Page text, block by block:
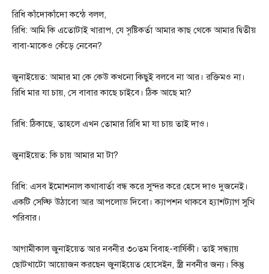
রিধি কাঁদোকাঁদো কন্ঠে বলল,
রিধি: আমি কি এতোটাই খারাপ, যে সৃষ্টিকর্তা আমার কাছ থেকে আমার দ্বিতীয়
বাবা-মাকেও কেঁড়ে নেবেন?
জুনাইয়েত: আমার মা কে কেউ কখনো কিছুই বলবে না আর। রক্তিমও না।
রিধি মার যা চায়, সে বাবার কাছে চাইবে। ঠিক আছে মা?
রিধি: ঠিকাছে, তাহলে এখন তোমার রিধি মা যা চায় তাই দাও।
জুনাইয়েত: কি চায় আমার মা টা?
রিধি: এসব ইমোশনাল কথাবার্তা বন্ধ করে সুন্দর করে হেসে দাও দুজনেই।
একটি সেল্ফি উঠাবো আর আপলোড দিবো। ক্যাপশন থাকবে হ্যাশট্যাগ সুখি
পরিবার।
আগামীকাল জুনাইয়েত আর নবনীর ৩০তম বিবাহ-বার্ষিকী। তাই সন্ধ্যায়
ছোটখাটো আয়োজন করছেন জুনাইয়েত হোসেইন, স্ত্রী নবনীর জন্য। কিন্তু